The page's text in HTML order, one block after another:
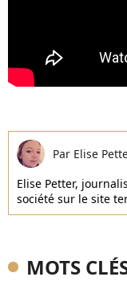
Par Elise
Elise Petter,
société sur le site
MOTS